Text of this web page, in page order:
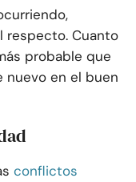
respecto. Cuanto
probable que
nuevo en el buen
conflictos